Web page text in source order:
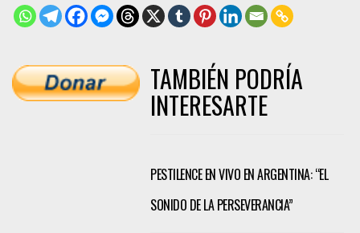
TAMBIÉN PODRÍA
INTERESARTE
PESTILENCE EN VIVO EN ARGENTINA: “EL
SONIDO DE LA PERSEVERANCIA”